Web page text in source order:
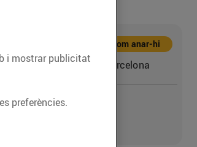
Com anar-hi
C. Padilla, 255 (08013) Barcelona
Telèfon
i mostrar publicitat
preferències.